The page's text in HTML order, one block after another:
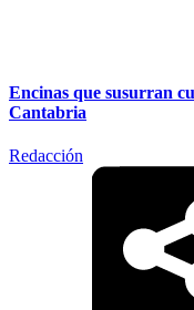
Encinas que susurran
Cantabria
Redacción